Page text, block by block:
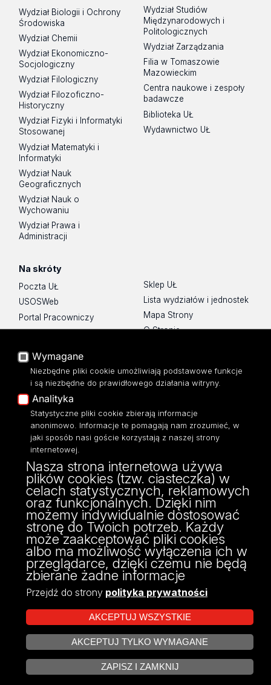
Wydział Biologii i Ochrony
Środowiska
Wydział Chemii
Wydział Ekonomiczno-
Socjologiczny
Wydział Filologiczny
Wydział Filozoficzno-
Historyczny
Wydział Fizyki i Informatyki
Stosowanej
Wydział Matematyki i
Informatyki
Wydział Nauk
Geograficznych
Wydział Nauk o
Wychowaniu
Wydział Prawa i
Administracji
Wydział Studiów
Międzynarodowych i
Politologicznych
Wydział Zarządzania
Filia w Tomaszowie
Mazowieckim
Centra naukowe i zespoły
badawcze
Biblioteka UŁ
Wydawnictwo UŁ
Na skróty
Poczta UŁ
USOSWeb
Portal Pracowniczy
Baza Aktów Własnych
Moodle
Eksperci UŁ
Polityka Prywatności
Dostępność
Sklep UŁ
Lista wydziałów i jednostek
Mapa Strony
O Stronie
ul. Narutowicza 68, 90-136 Łódź
NIP: 724 000 32 43
Adres do doręczeń elektronicznych (ADE):
AE:PL-74796-17640-IHHIV-17
KONTAKT
Projekt Multiportalu UŁ współfinansowany z funduszy Unii Europejskiej w
ramach konkursu NCBR
Wymagane
Niezbędne pliki cookie umożliwiają podstawowe funkcje
i są niezbędne do prawidłowego działania witryny.
Analityka
Statystyczne pliki cookie zbierają informacje
anonimowo. Informacje te pomagają nam zrozumieć, w
jaki sposób nasi goście korzystają z naszej strony
internetowej.
Nasza strona internetowa używa
plików cookies (tzw. ciasteczka) w
celach statystycznych, reklamowych
oraz funkcjonalnych. Dzięki nim
możemy indywidualnie dostosować
stronę do Twoich potrzeb. Każdy
może zaakceptować pliki cookies
albo ma możliwość wyłączenia ich w
przeglądarce, dzięki czemu nie będą
zbierane żadne informacje
Przejdź do strony polityka prywatności
AKCEPTUJ WSZYSTKIE
AKCEPTUJ TYLKO WYMAGANE
ZAPISZ I ZAMKNIJ
ZARZĄDZAJ COOKIES